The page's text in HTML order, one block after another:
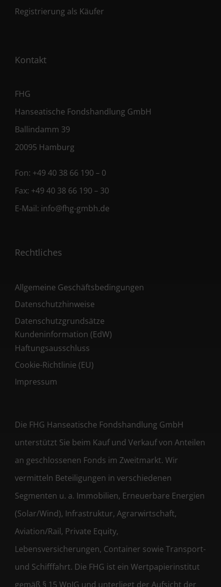
Registrierung als Käufer
Kontakt
FHG
Hanseatische Fondshandlung GmbH
Ballindamm 39
20095 Hamburg
Fon: +49 40 38 66 190 – 0
Fax: +49 40 38 66 190 – 30
E-Mail: info@fhg-gmbh.de
Rechtliches
Allgemeine Geschäftsbedingungen
Datenschutzhinweise
Datenschutzgrundsätze
Kundeninformation (EdW)
Haftungsausschluss
Cookie-Richtlinie (EU)
Impressum
Die FHG Hanseatische Fondshandlung GmbH
unterstützt Sie beim Kauf und Verkauf von Anteilen
an geschlossenen Fonds im Zweitmarkt. Wir
vermitteln Beteiligungen in verschiedenen
Segmenten u. a. Immobilien, Erneuerbare Energien
(Solar/Wind), Infrastruktur, Agrarwirtschaft,
Aviation/Rail, Private Equity,
Lebensversicherungen, Container sowie Transport-
und Schifffahrt. Die FHG ist ein Wertpapierinstitut
gemäß § 15 WpIG und unterliegt der Aufsicht der